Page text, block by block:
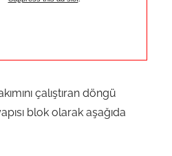
çalıştıran döngü
blok olarak aşağıda